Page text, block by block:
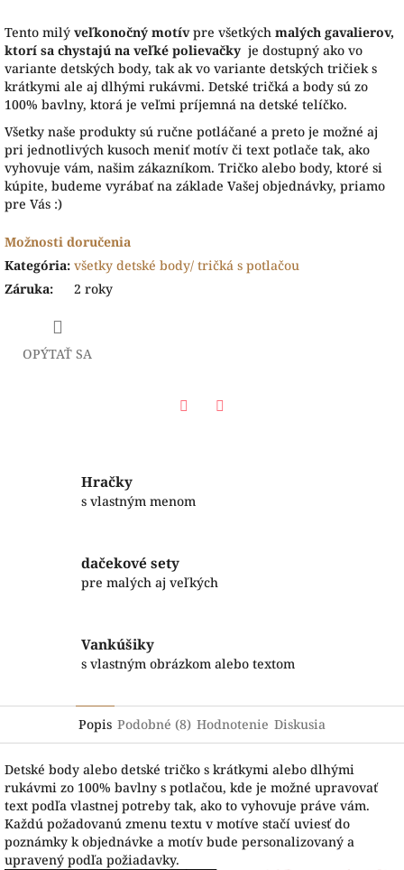
Tento milý veľkonočný motívpre všetkých malých gavalierov,
ktorí sa chystajú na veľké polievačky je dostupný ako vo
variante detských body, tak ak vo variante detských tričiek s
krátkymi ale aj dlhými rukávmi. Detské tričká a body sú zo
100% bavlny, ktorá je veľmi príjemná na detské telíčko.
Všetky naše produkty sú ručne potláčané a preto je možné aj
pri jednotlivých kusoch meniť motív či text potlače tak, ako
vyhovuje vám, našim zákazníkom. Tričko alebo body, ktoré si
kúpite, budeme vyrábať na základe Vašej objednávky, priamo
pre Vás :)
Možnosti doručenia
Kategória: všetky detské body/ tričká s potlačou
Záruka: 2 roky
OPÝTAŤ SA
Hračky
s vlastným menom
dačekové sety
pre malých aj veľkých
Vankúšiky
s vlastným obrázkom alebo textom
Popis Podobné (8) Hodnotenie Diskusia
Detské body alebo detské tričko s krátkymi alebo dlhými
rukávmi zo 100% bavlny s potlačou, kde je možné upravovať
text podľa vlastnej potreby tak, ako to vyhovuje práve vám.
Každú požadovanú zmenu textu v motíve stačí uviesť do
poznámky k objednávke a motív bude personalizovaný a
upravený podľa požiadavky.